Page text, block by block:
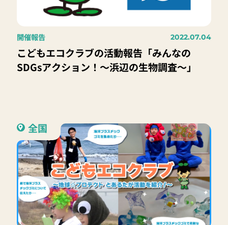
開催報告 2022.07.04
こどもエコクラブの活動報告「みんなの
SDGsアクション！～浜辺の生物調査～」
全国